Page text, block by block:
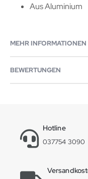
Aus Aluminium
MEHR INFORMATIONEN
BEWERTUNGEN
Hotline
037754 3090